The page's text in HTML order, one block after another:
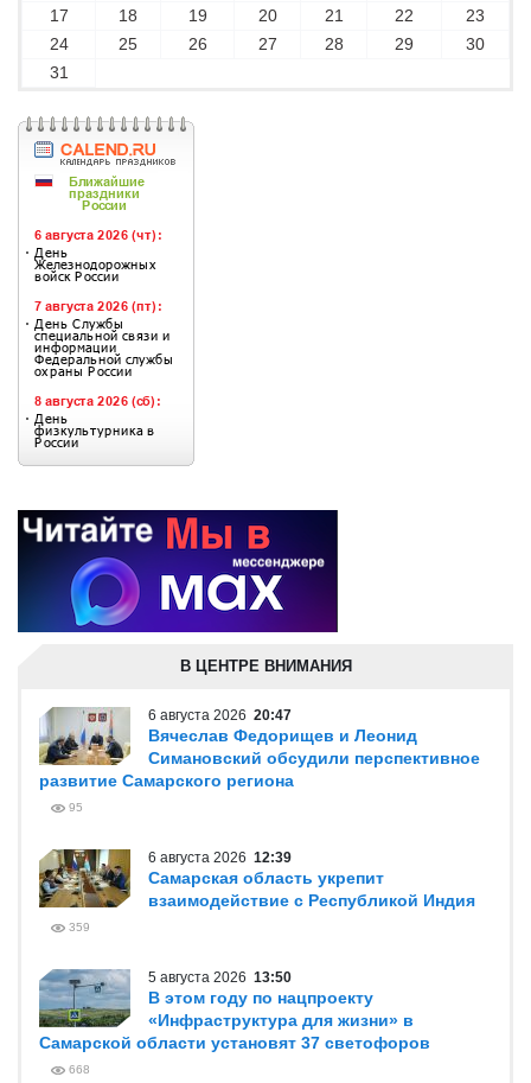
17 18 19 20 21 22
23
24
25 26 27 28 29
30
31
В ЦЕНТРЕ ВНИМАНИЯ
6 августа 2026 20:47
Вячеслав Федорищев и Леонид
Симановский обсудили перспективное
развитие Самарского региона
95
6 августа 2026 12:39
Самарская область укрепит
взаимодействие с Республикой Индия
359
5 августа 2026 13:50
В этом году по нацпроекту
«Инфраструктура для жизни» в
Самарской области установят 37 светофоров
668